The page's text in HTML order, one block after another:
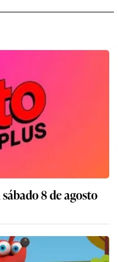
8 de agosto